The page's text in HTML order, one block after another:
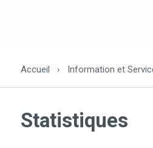
Accueil › Information et
Statistiques